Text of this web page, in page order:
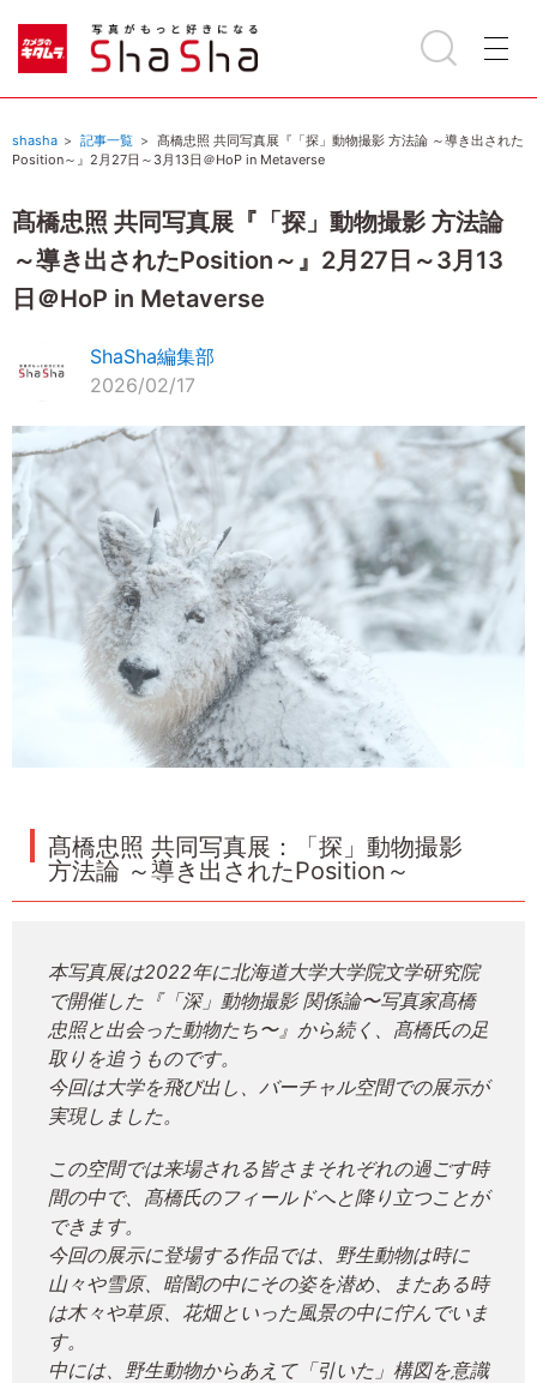
shasha 記事一覧
髙橋忠照 共同写真展『「探」動物撮影 方法論 ～導き出された
Position～』2月27日～3月13日＠HoP in Metaverse
髙橋忠照 共同写真展『「探」動物撮影 方法論
～導き出されたPosition～』2月27日～3月13
日＠HoP in Metaverse
ShaSha編集部
2026/02/17
髙橋忠照 共同写真展：「探」動物撮影
方法論 ～導き出されたPosition～
本写真展は2022年に北海道大学大学院文学研究院
で開催した『「深」動物撮影 関係論〜写真家髙橋
忠照と出会った動物たち〜』から続く、髙橋氏の足
取りを追うものです。
今回は大学を飛び出し、バーチャル空間での展示が
実現しました。
この空間では来場される皆さまそれぞれの過ごす時
間の中で、髙橋氏のフィールドへと降り立つことが
できます。
今回の展示に登場する作品では、野生動物は時に
山々や雪原、暗闇の中にその姿を潜め、またある時
は木々や草原、花畑といった風景の中に佇んでいま
す。
中には、野生動物からあえて「引いた」構図を意識